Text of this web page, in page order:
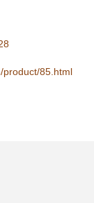
product/85.html